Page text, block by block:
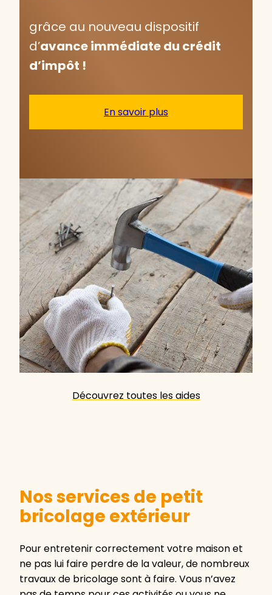
grâce au nouveau dispositif
d’avance immédiate du crédit
d’impôt !
En savoir plus
Découvrez toutes les aides
Nos services de petit
bricolage extérieur
Pour entretenir correctement votre maison et
ne pas lui faire perdre de la valeur, de nombreux
travaux de bricolage sont à faire. Vous n’avez